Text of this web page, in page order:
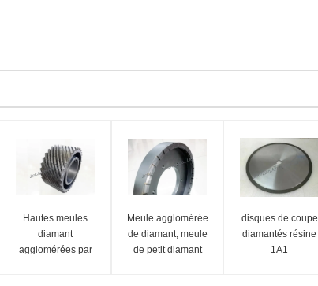
Hautes meules
diamant
agglomérées par
Meule agglomérée
de diamant, meule
de petit diamant
disques de coupe
diamantés résine
1A1